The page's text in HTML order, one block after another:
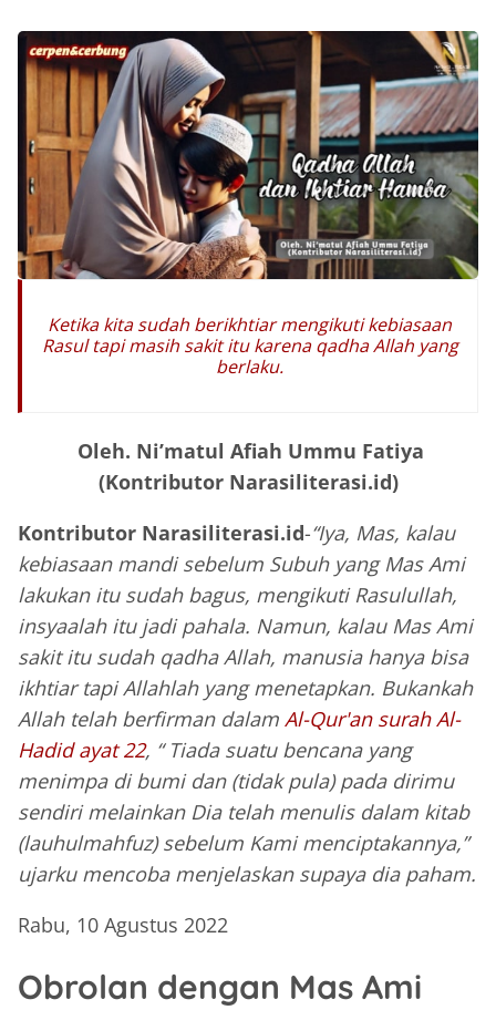
Ketika kita sudah berikhtiar mengikuti kebiasaan
Rasul tapi masih sakit itu karena qadha Allah yang
berlaku.
Oleh. Ni’matul Afiah Ummu Fatiya
(Kontributor Narasiliterasi.id)
Kontributor Narasiliterasi.id-“Iya, Mas, kalau
kebiasaan mandi sebelum Subuh yang Mas Ami
lakukan itu sudah bagus, mengikuti Rasulullah,
insyaalah itu jadi pahala. Namun, kalau Mas Ami
sakit itu sudah qadha Allah, manusia hanya bisa
ikhtiar tapi Allahlah yang menetapkan. Bukankah
Allah telah berfirman dalam Al-Qur'an surah Al-
Hadid ayat 22, “ Tiada suatu bencana yang
menimpa di bumi dan (tidak pula) pada dirimu
sendiri melainkan Dia telah menulis dalam kitab
(lauhulmahfuz) sebelum Kami menciptakannya,”
ujarku mencoba menjelaskan supaya dia paham.
Rabu, 10 Agustus 2022
Obrolan dengan Mas Ami